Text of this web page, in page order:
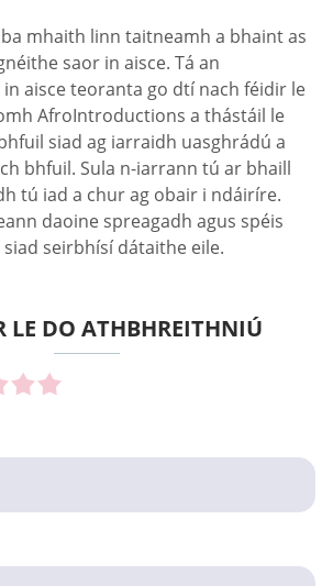
mhaith linn taitneamh a bhaint as
saor in aisce. Tá an
aisce teoranta go dtí nach féidir le
AfroIntroductions a thástáil le
siad ag iarraidh uasghrádú a
bhfuil. Sula n-iarrann tú ar bhaill
tú iad a chur ag obair i ndáiríre.
daoine spreagadh agus spéis
seirbhísí dátaithe eile.
LE DO ATHBHREITHNIÚ